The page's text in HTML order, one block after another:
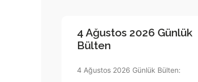
4 Ağustos 2026 Günlük
Bülten
4 Ağustos 2026 Günlük Bülten: